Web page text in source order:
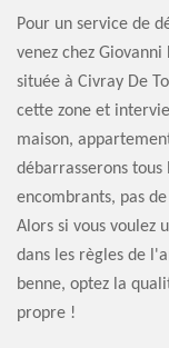
Pour un service de
venez chez
située à Civray De
cette zone et
maison,
débarrasserons tous
encombrants, pas
Alors si vous voulez
dans les règles de
benne, optez la
propre !